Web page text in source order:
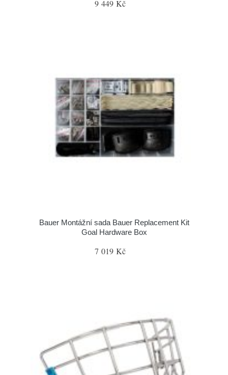
9 449 Kč
Bauer Montážní sada Bauer Replacement Kit
Goal Hardware Box
7 019 Kč